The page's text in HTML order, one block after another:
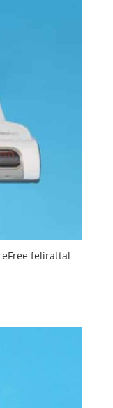
felirattal